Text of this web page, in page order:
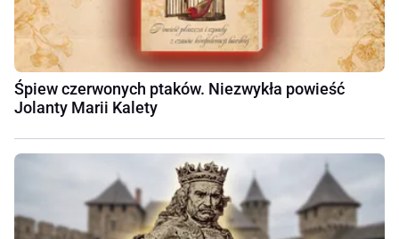
Śpiew czerwonych ptaków. Niezwykła powieść
Jolanty Marii Kalety